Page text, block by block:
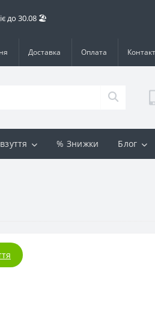
до 30.08 🏖️
Доставка Оплата
% Знижки Блог